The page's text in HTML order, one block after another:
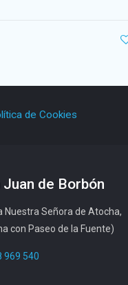
de Cookies
Juan de Borbón
Nuestra Señora de Atocha,
con Paseo de la Fuente)
969 540